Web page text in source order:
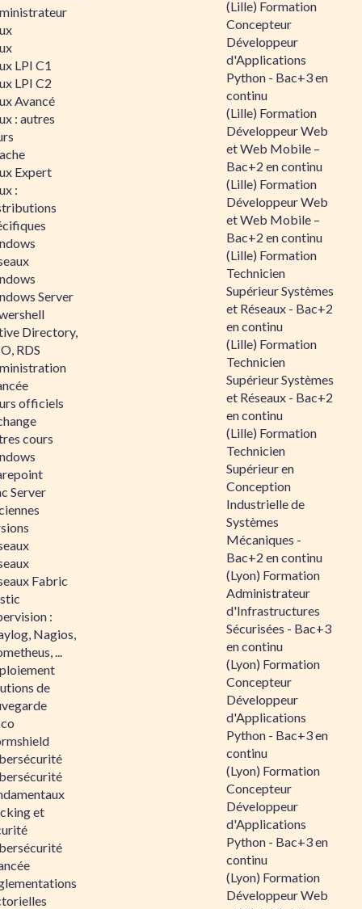
LPI C1
LPI C2
Avancé
: autres
Expert
:
Server
Directory,
RDS
officiels
cours
Server
Fabric
:
Nagios,
...
de
et
(Lille) Formation
Concepteur
Développeur
d'Applications
Python - Bac+3 en
continu
(Lille) Formation
Développeur Web
et Web Mobile –
Bac+2 en continu
(Lille) Formation
Développeur Web
et Web Mobile –
Bac+2 en continu
(Lille) Formation
Technicien
Supérieur Systèmes
et Réseaux - Bac+2
en continu
(Lille) Formation
Technicien
Supérieur Systèmes
et Réseaux - Bac+2
en continu
(Lille) Formation
Technicien
Supérieur en
Conception
Industrielle de
Systèmes
Mécaniques -
Bac+2 en continu
(Lyon) Formation
Administrateur
d'Infrastructures
Sécurisées - Bac+3
en continu
(Lyon) Formation
Concepteur
Développeur
d'Applications
Python - Bac+3 en
continu
(Lyon) Formation
Concepteur
Développeur
d'Applications
Python - Bac+3 en
continu
(Lyon) Formation
Développeur Web